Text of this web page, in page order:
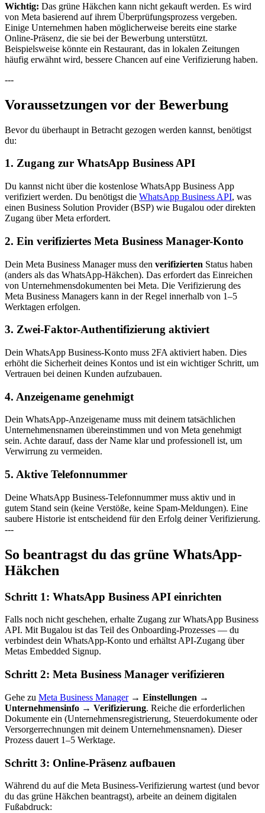
Wichtig: Das grüne Häkchen kann nicht gekauft werden. Es wird
von Meta basierend auf ihrem Überprüfungsprozess vergeben.
Einige Unternehmen haben möglicherweise bereits eine starke
Online-Präsenz, die sie bei der Bewerbung unterstützt.
Beispielsweise könnte ein Restaurant, das in lokalen Zeitungen
häufig erwähnt wird, bessere Chancen auf eine Verifizierung haben.
---
Voraussetzungen vor der Bewerbung
Bevor du überhaupt in Betracht gezogen werden kannst, benötigst
du:
1. Zugang zur WhatsApp Business API
Du kannst nicht über die kostenlose WhatsApp Business App
verifiziert werden. Du benötigst die WhatsApp Business API, was
einen Business Solution Provider (BSP) wie Bugalou oder direkten
Zugang über Meta erfordert.
2. Ein verifiziertes Meta Business Manager-Konto
Dein Meta Business Manager muss den verifizierten Status haben
(anders als das WhatsApp-Häkchen). Das erfordert das Einreichen
von Unternehmensdokumenten bei Meta. Die Verifizierung des
Meta Business Managers kann in der Regel innerhalb von 1–5
Werktagen erfolgen.
3. Zwei-Faktor-Authentifizierung aktiviert
Dein WhatsApp Business-Konto muss 2FA aktiviert haben. Dies
erhöht die Sicherheit deines Kontos und ist ein wichtiger Schritt, um
Vertrauen bei deinen Kunden aufzubauen.
4. Anzeigename genehmigt
Dein WhatsApp-Anzeigename muss mit deinem tatsächlichen
Unternehmensnamen übereinstimmen und von Meta genehmigt
sein. Achte darauf, dass der Name klar und professionell ist, um
Verwirrung zu vermeiden.
5. Aktive Telefonnummer
Deine WhatsApp Business-Telefonnummer muss aktiv und in
gutem Stand sein (keine Verstöße, keine Spam-Meldungen). Eine
saubere Historie ist entscheidend für den Erfolg deiner Verifizierung.
---
So beantragst du das grüne WhatsApp-
Häkchen
Schritt 1: WhatsApp Business API einrichten
Falls noch nicht geschehen, erhalte Zugang zur WhatsApp Business
API. Mit Bugalou ist das Teil des Onboarding-Prozesses — du
verbindest dein WhatsApp-Konto und erhältst API-Zugang über
Metas Embedded Signup.
Schritt 2: Meta Business Manager verifizieren
Gehe zu Meta Business Manager→ Einstellungen →
Unternehmensinfo → Verifizierung. Reiche die erforderlichen
Dokumente ein (Unternehmensregistrierung, Steuerdokumente oder
Versorgerrechnungen mit deinem Unternehmensnamen). Dieser
Prozess dauert 1–5 Werktage.
Schritt 3: Online-Präsenz aufbauen
Während du auf die Meta Business-Verifizierung wartest (und bevor
du das grüne Häkchen beantragst), arbeite an deinem digitalen
Fußabdruck: